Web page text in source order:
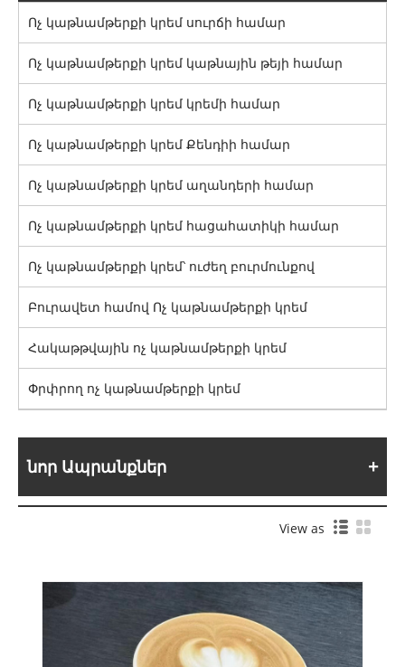
Ոչ կաթնամթերքի կրեմ սուրճի համար
Ոչ կաթնամթերքի կրեմ կաթնային թեյի համար
Ոչ կաթնամթերքի կրեմ կրեմի համար
Ոչ կաթնամթերքի կրեմ Քենդիի համար
Ոչ կաթնամթերքի կրեմ աղանդերի համար
Ոչ կաթնամթերքի կրեմ հացահատիկի համար
Ոչ կաթնամթերքի կրեմ՝ ուժեղ բուրմունքով
Բուրավետ համով Ոչ կաթնամթերքի կրեմ
Հակաթթվային ոչ կաթնամթերքի կրեմ
Փրփրող ոչ կաթնամթերքի կրեմ
նոր Ապրանքներ
View as